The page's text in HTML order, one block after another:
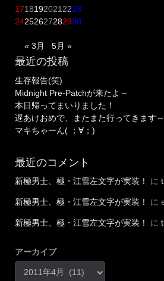
1718192021 2223
24252627282930
« 3月 5月 »
最近の投稿
生存報告(笑)
Midnight Pre-Patchが来たよ～
本日帰ってまいりました！
遅あけおめで、またまた行ってきます～
マキちゃーん( ；∀；)
最近のコメント
新極男士、極・江雪左文字が実装！ に
新極男士、極・江雪左文字が実装！ に
新極男士、極・江雪左文字が実装！ に
アーカイブ